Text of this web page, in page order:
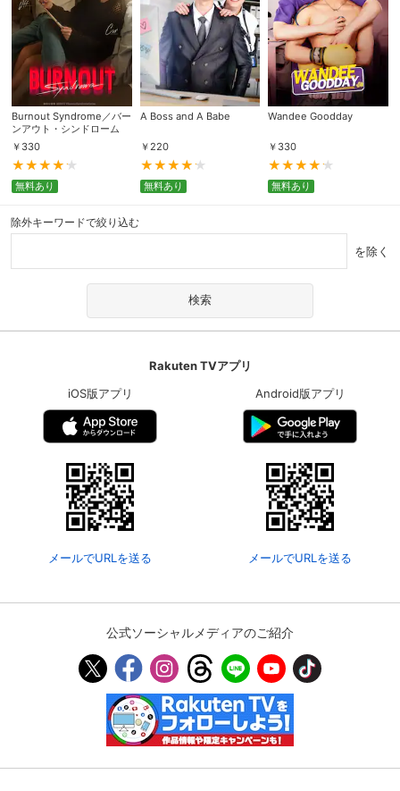
Burnout Syndrome／バー
ンアウト・シンドローム
￥ 330
無料あり
A Boss and A Babe
￥ 220
無料あり
Wandee Goodday
￥ 330
無料あり
除外キーワードで絞り込む
を除く
Rakuten TVアプリ
iOS版アプリ
メールでURLを送る
Android版アプリ
メールでURLを送る
公式ソーシャルメディアのご紹介